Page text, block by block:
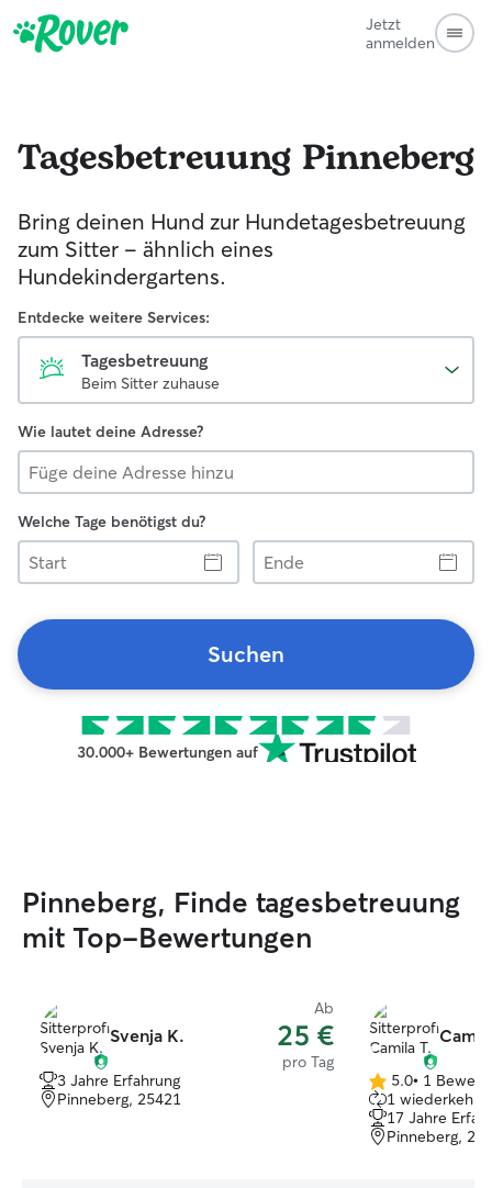
Jetzt
anmelden
Tagesbetreuung Pinneberg
Bring deinen Hund zur Hundetagesbetreuung
zum Sitter - ähnlich eines
Hundekindergartens.
Entdecke weitere Services:
Tagesbetreuung
Beim Sitter zuhause
Wie lautet deine Adresse?
Welche Tage benötigst du?
Start
Ende
Suchen
30.000+ Bewertungen auf
Pinneberg, Finde tagesbetreuung
mit Top-Bewertungen
Svenja K.
Ab
25 €
pro Tag
3 Jahre Erfahrung
Pinneberg, 25421
5.0
von
5
Sternen
5.0• 1
1
17 Jahre
Pinneberg,